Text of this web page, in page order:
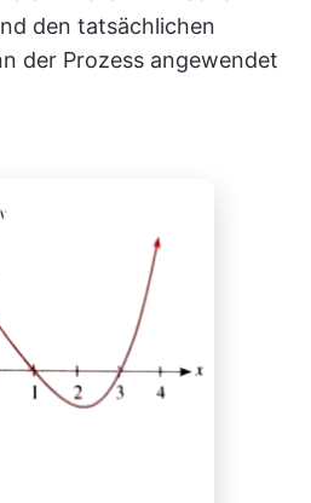
den tatsächlichen
der Prozess angewendet